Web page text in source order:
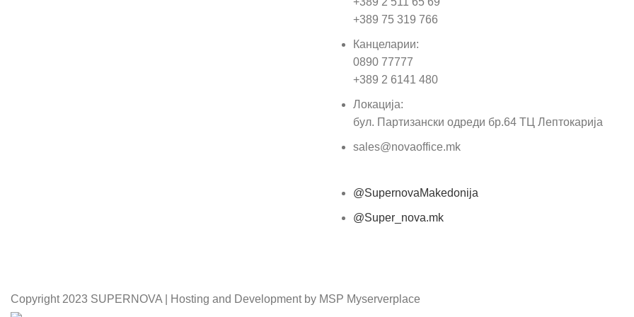
+389 75 319 766
Канцеларии:
0890 77777
+389 2 6141 480
Локација:
бул. Партизански одреди бр.64 ТЦ Лептокарија
sales@novaoffice.mk
@SupernovaMakedonija
@Super_nova.mk
Copyright 2023 SUPERNOVA | Hosting and Development by MSP Myserverplace